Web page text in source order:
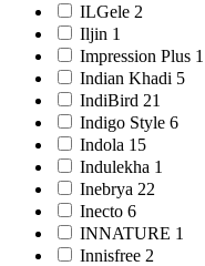
ILGele 2
Iljin 1
Impression Plus 1
Indian Khadi 5
IndiBird 21
Indigo Style 6
Indola 15
Indulekha 1
Inebrya 22
Inecto 6
INNATURE 1
Innisfree 2